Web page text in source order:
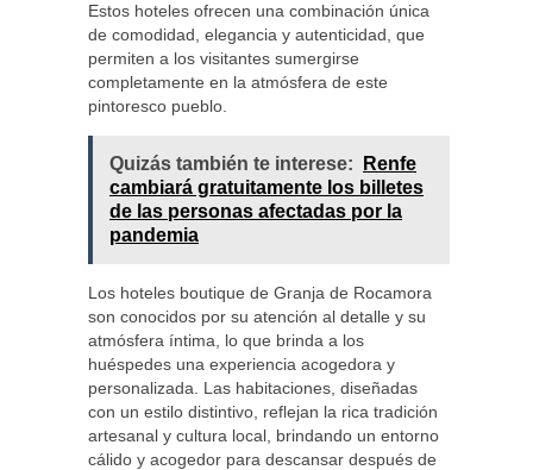
Estos hoteles ofrecen una combinación única
de comodidad, elegancia y autenticidad, que
permiten a los visitantes sumergirse
completamente en la atmósfera de este
pintoresco pueblo.
Quizás también te interese:
Renfe
cambiará gratuitamente los billetes
de las personas afectadas por la
pandemia
Los hoteles boutique de Granja de Rocamora
son conocidos por su atención al detalle y su
atmósfera íntima, lo que brinda a los
huéspedes una experiencia acogedora y
personalizada. Las habitaciones, diseñadas
con un estilo distintivo, reflejan la rica tradición
artesanal y cultura local, brindando un entorno
cálido y acogedor para descansar después de